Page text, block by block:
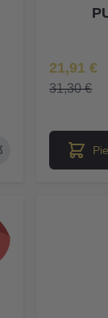
Īpaša Cena
21,91 €
31,30 €